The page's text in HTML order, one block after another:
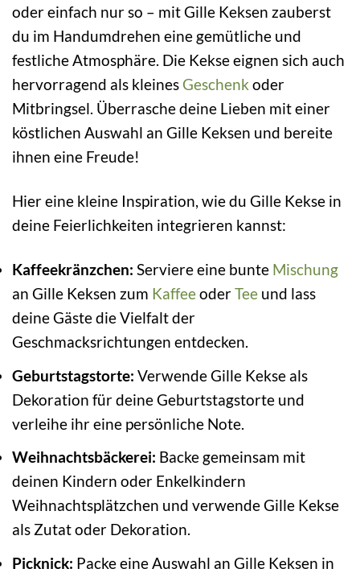
oder einfach nur so – mit Gille Keksen zauberst
du im Handumdrehen eine gemütliche und
festliche Atmosphäre. Die Kekse eignen sich auch
hervorragend als kleines Geschenk oder
Mitbringsel. Überrasche deine Lieben mit einer
köstlichen Auswahl an Gille Keksen und bereite
ihnen eine Freude!
Hier eine kleine Inspiration, wie du Gille Kekse in
deine Feierlichkeiten integrieren kannst:
Kaffeekränzchen: Serviere eine bunte Mischung
an Gille Keksen zum KaffeeoderTee und lass
deine Gäste die Vielfalt der
Geschmacksrichtungen entdecken.
Geburtstagstorte: Verwende Gille Kekse als
Dekoration für deine Geburtstagstorte und
verleihe ihr eine persönliche Note.
Weihnachtsbäckerei: Backe gemeinsam mit
deinen Kindern oder Enkelkindern
Weihnachtsplätzchen und verwende Gille Kekse
als Zutat oder Dekoration.
Picknick: Packe eine Auswahl an Gille Keksen in